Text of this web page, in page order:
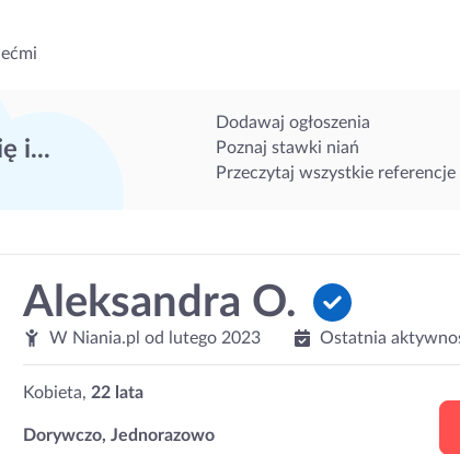
i...
Dodawaj ogłoszenia
Poznaj stawki niań
Przeczytaj wszystkie referencje
Aleksandra O.
W Niania.pl od lutego 2023 Ostatnia
Kobieta, 22 lata
Dorywczo, Jednorazowo